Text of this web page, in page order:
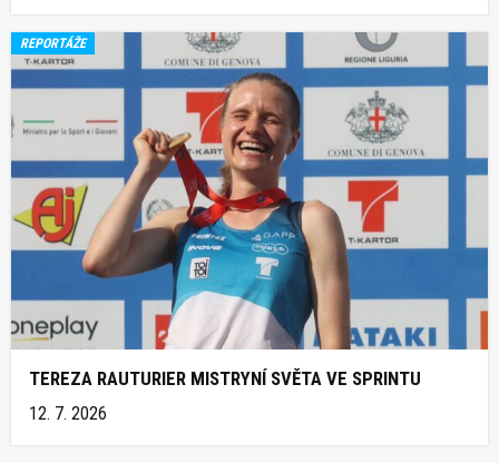
REPORTÁŽE
TEREZA RAUTURIER MISTRYNÍ SVĚTA VE SPRINTU
12. 7. 2026